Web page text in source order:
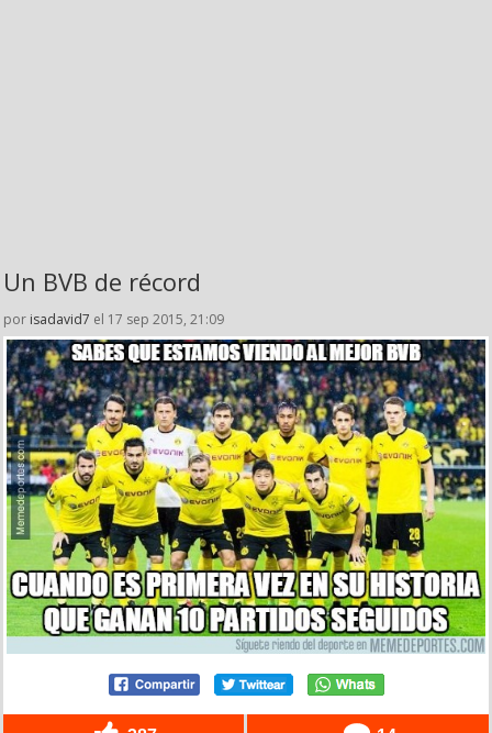
Un BVB de récord
por isadavid7 el 17 sep 2015, 21:09